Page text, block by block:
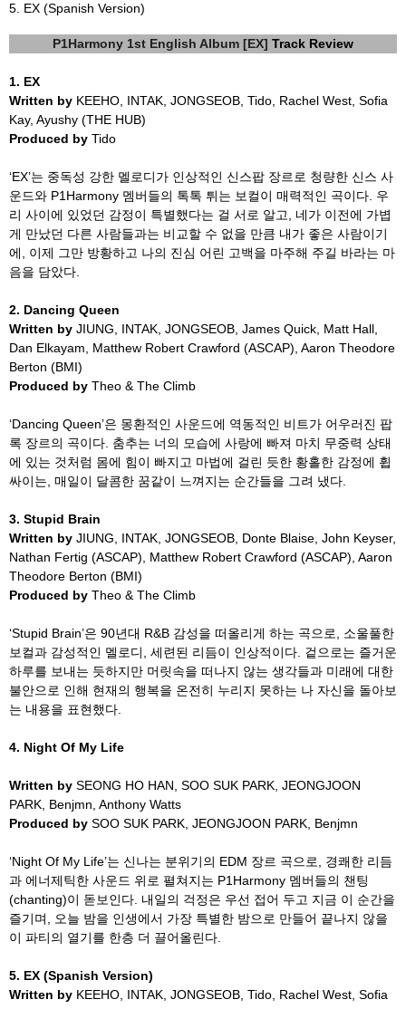
5. EX (Spanish Version)
P1Harmony 1st English Album [EX] Track Review
1. EX
Written by KEEHO, INTAK, JONGSEOB, Tido, Rachel West, Sofia
Kay, Ayushy (THE HUB)
Produced by Tido
‘EX’는 중독성 강한 멜로디가 인상적인 신스팝 장르로 청량한 신스 사
운드와 P1Harmony 멤버들의 톡톡 튀는 보컬이 매력적인 곡이다 우
리 사이에 있었던 감정이 특별했다는 걸 서로 알고
네가 이전에 가볍
게 만났던 다른 사람들과는 비교할 수 없을 만큼 내가 좋은 사람이기
에
이제 그만 방황하고 나의 진심 어린 고백을 마주해 주길 바라는 마
음을 담았다
2. Dancing Queen
Written by JIUNG, INTAK, JONGSEOB, James Quick, Matt Hall,
Dan Elkayam, Matthew Robert Crawford (ASCAP), Aaron Theodore
Berton (BMI)
Produced by Theo & The Climb
‘Dancing Queen’은 몽환적인 사운드에 역동적인 비트가 어우러진 팝
록 장르의 곡이다 춤추는 너의 모습에 사랑에 빠져 마치 무중력 상태
에 있는 것처럼 몸에 힘이 빠지고 마법에 걸린 듯한 황홀한 감정에 휩
싸이는 매일이 달콤한 꿈같이 느껴지는 순간들을 그려 냈다
3. Stupid Brain
Written by JIUNG, INTAK, JONGSEOB, Donte Blaise, John Keyser,
Nathan Fertig (ASCAP), Matthew Robert Crawford (ASCAP), Aaron
Theodore Berton (BMI)
Produced by Theo & The Climb
‘Stupid Brain’은 90년대 R&B 감성을 떠올리게 하는 곡으로
소울풀한
보컬과 감성적인 멜로디
세련된 리듬이 인상적이다 겉으로는 즐거운
하루를 보내는 듯하지만 머릿속을 떠나지 않는 생각들과 미래에 대한
불안으로 인해 현재의 행복을 온전히 누리지 못하는 나 자신을 돌아보
는 내용을 표현했다
4. Night Of My Life
Written by SEONG HO HAN, SOO SUK PARK, JEONGJOON
PARK, Benjmn, Anthony Watts
Produced by SOO SUK PARK, JEONGJOON PARK, Benjmn
‘Night Of My Life’는 신나는 분위기의 EDM 장르 곡으로
경쾌한 리듬
과 에너제틱한 사운드 위로 펼쳐지는 P1Harmony 멤버들의 챈팅
(chanting)이 돋보인다 내일의 걱정은 우선 접어 두고 지금 이 순간을
즐기며
오늘 밤을 인생에서 가장 특별한 밤으로 만들어 끝나지 않을
이 파티의 열기를 한층 더 끌어올린다
5. EX (Spanish Version)
Written by KEEHO, INTAK, JONGSEOB, Tido, Rachel West, Sofia